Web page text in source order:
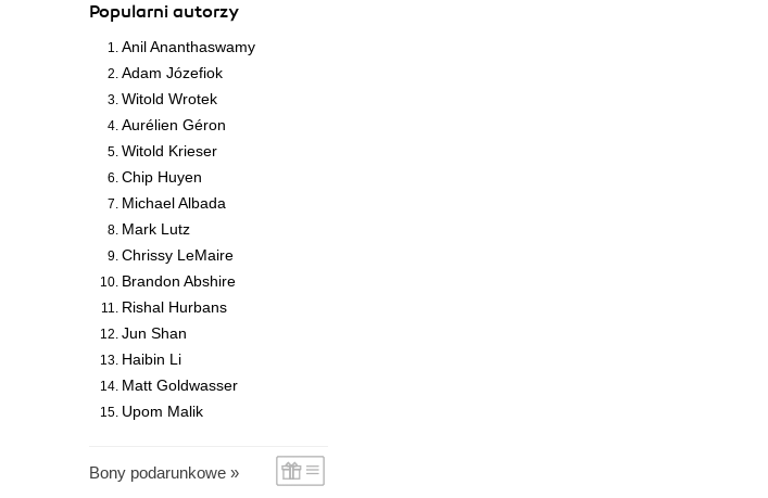
Popularni autorzy
Anil Ananthaswamy
Adam Józefiok
Witold Wrotek
Aurélien Géron
Witold Krieser
Chip Huyen
Michael Albada
Mark Lutz
Chrissy LeMaire
Brandon Abshire
Rishal Hurbans
Jun Shan
Haibin Li
Matt Goldwasser
Upom Malik
Bony podarunkowe »